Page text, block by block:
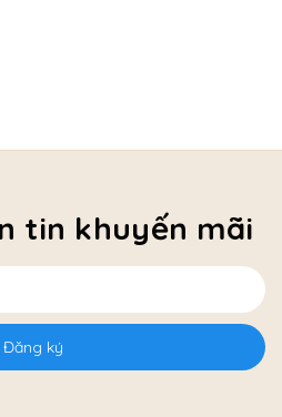
tin khuyến mãi
Đăng ký